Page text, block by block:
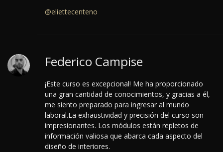
@eliettecenteno
Federico Campise
¡Este curso es excepcional! Me ha proporcionado
una gran cantidad de conocimientos, y gracias a él,
me siento preparado para ingresar al mundo
laboral.La exhaustividad y precisión del curso son
impresionantes. Los módulos están repletos de
información valiosa que abarca cada aspecto del
diseño de interiores.